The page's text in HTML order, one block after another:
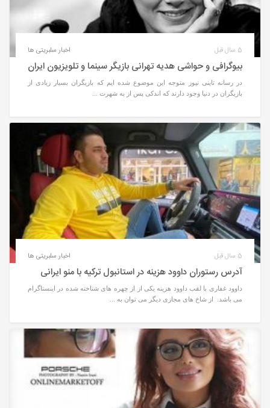
اخبار سلبریتی ها 5 سال قبل
بیوگرافی و حواشی هدیه تهرانی بازیگر سینما و تلویزیون ایران
در رسانه تاینی نیوز متوجه این موضوع شده ایم که بازیگران بسیار زیادی از
بازیگران در دنیا وجود دارند که اندکی پس از به شهرت ...
اخبار سلبریتی ها 5 سال قبل
آدرس رستوران داوود هزینه در استانبول ترکیه با منو ایرانی
داوود غفاری با لقب داوود هزینه یکی از از چهره های شناخته شده در اینستاگرام
می باشد. از شاخ های مجازی دیگر می توان به ...